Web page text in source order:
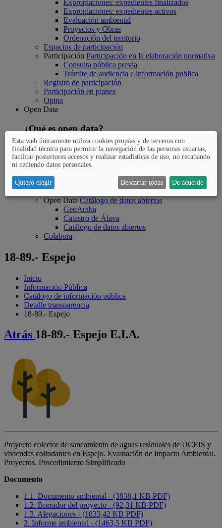
Expropiaciones: expedientes finalizados
Expropiaciones: expedientes activos
Evaluación ambiental
Proyectos y Obras
Ordenación del territorio
Espacios de participación
Participación Participación en la elaboración normativa
Consulta pública previa
Trámite de audiencia e información publica
Registro de participación
Participación en planes
Opina
Open Data
¿Qué es open data?
La Diputación foral de Álava persigue con la iniciativa Open
Data (datos abiertos) que los datos y la información pública
estén disponibles para el conjunto de la ciudadanía.
Open Data
¿Qué es Open Data?
Preguntas más frecuentes
Open Data Catálogo de datos abiertos
GeoAraba
Catastro de Álava
Catálogo de datos abiertos
Colabora
18-89.- Espejo
Inicio
Información Pública
Catálogo de información pública
Detalle transparencia
18-89.- Espejo
Atrás 18-89.- Espejo E.I.A.
Proyecto colector de saneamiento de aguas residuales de UCEIS y
viviendas colindantes en Espejo. Evaluación de Impacto Ambiental.
Proyectos. Procedimiento Simplificado
Documento
1.1. Documento ambiental - (3838,1 KB PDF)
1.2. Borrador del proyecto - (92,31 KB PDF)
1.3. Alegaciones - (1833,42 KB PDF)
2. Informe ambiental - (1463,5 KB PDF)
Esta web únicamente utiliza cookies propias y de terceros con
finalidad técnica para permitir la navegación de las personas usuarias,
facilitar posteriores accesos y realizar estadísticas de uso, no recabando
ni cediendo datos personales.
Quiero elegir Descartar todas De acuerdo